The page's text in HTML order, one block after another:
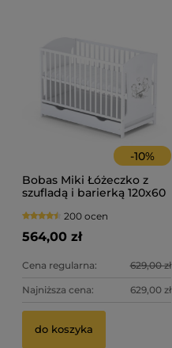
-10%
Bobas Miki Łóżeczko z
szufladą i barierką 120x60
200 ocen
564,00 zł
Cena regularna: 629,00 zł
Najniższa cena: 629,00 zł
do koszyka